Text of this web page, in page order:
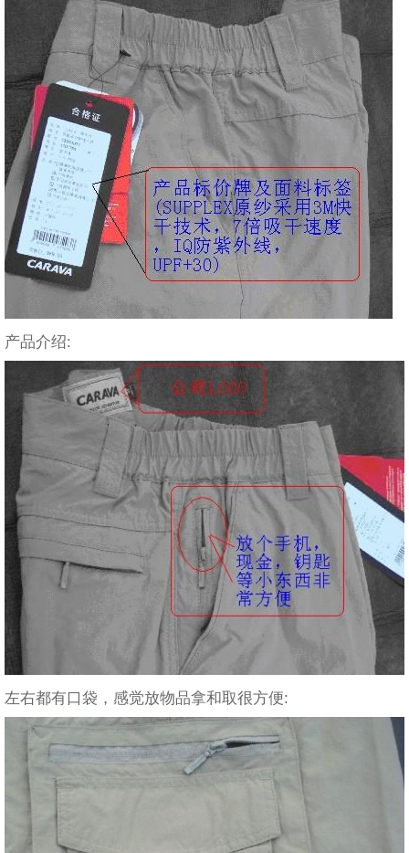
产品介绍:
左右都有口袋，感觉放物品拿和取很方便: